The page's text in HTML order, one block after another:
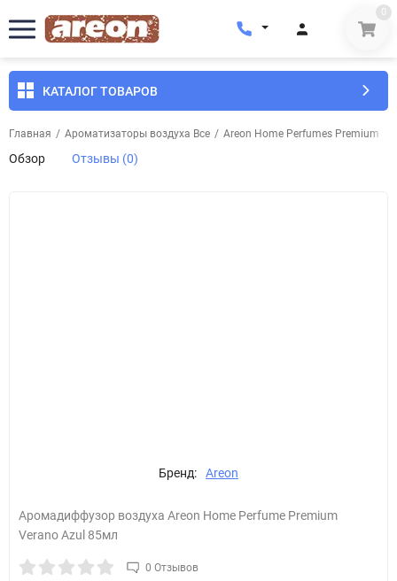
0
КАТАЛОГ ТОВАРОВ
Главная / Ароматизаторы воздуха Все / Areon Home Perfumes Premium
Обзор Отзывы (0)
Бренд: Areon
Аромадиффузор воздуха Areon Home Perfume Premium
Verano Azul 85мл
0 Отзывов